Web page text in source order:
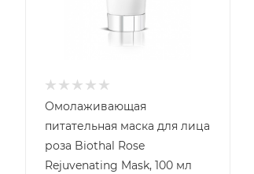
Омолаживающая
питательная маска для лица
роза Biothal Rose
Rejuvenating Mask, 100 мл